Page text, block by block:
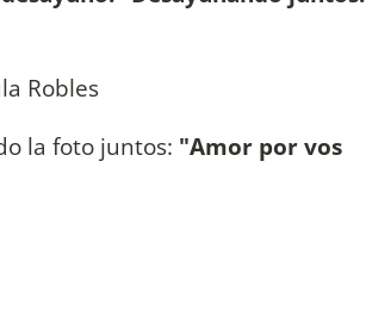
la foto juntos: "Amor por vos